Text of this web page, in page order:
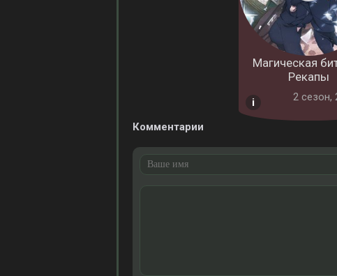
Магическая
Рекапы
2 cезон,
Комментарии